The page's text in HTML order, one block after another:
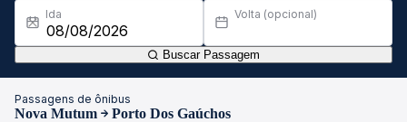
Ida Volta (opcional)
Buscar Passagem
Passagens de ônibus
Nova Mutum Porto Dos Gaúchos